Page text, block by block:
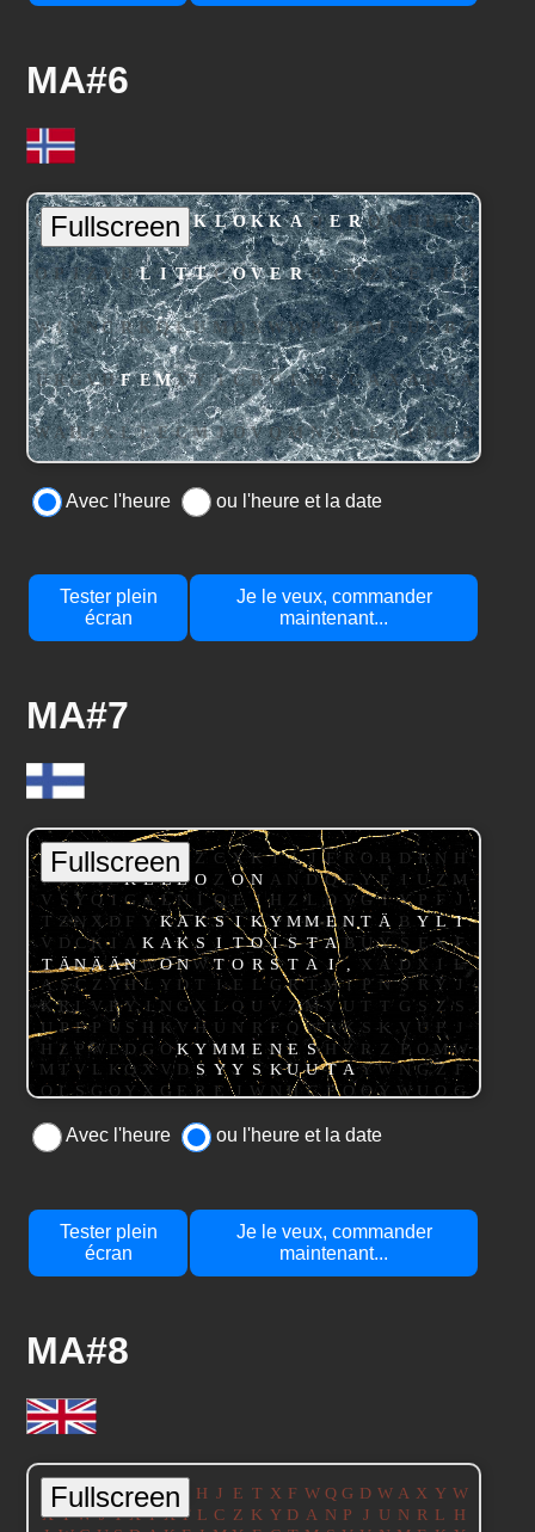
MA#6
Avec l'heure ou l'heure et la date
Tester plein
écran
Je le veux, commander
maintenant...
MA#7
Avec l'heure ou l'heure et la date
Tester plein
écran
Je le veux, commander
maintenant...
MA#8